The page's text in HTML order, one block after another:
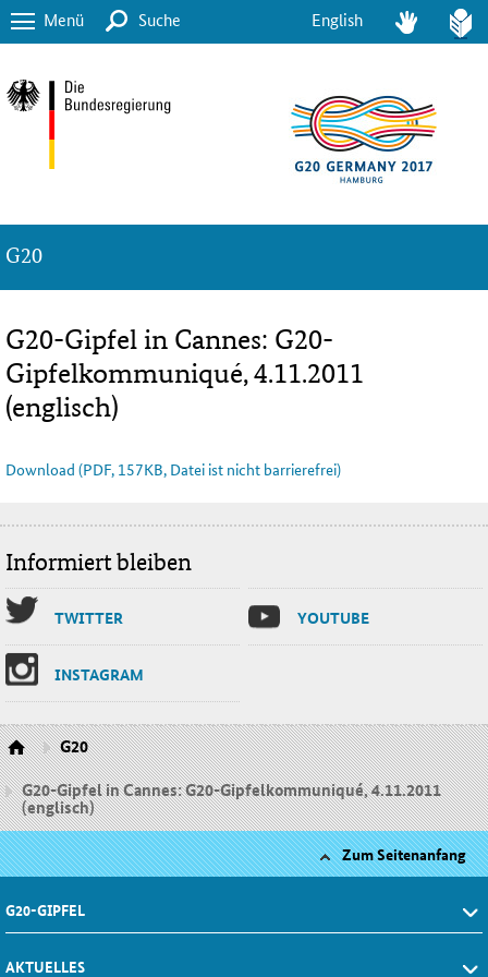
Menü Suche English
G20
G20-Gipfel in Cannes: G20-
Gipfelkommuniqué, 4.11.2011
(englisch)
Download (PDF, 157KB, Datei ist nicht barrierefrei)
Informiert bleiben
TWIT­TER YOU­TU­BE
INS­TA­GRAM
G20
G20-Gipfel in Cannes: G20-Gipfelkommuniqué, 4.11.2011
(englisch)
Zum Seitenanfang
G20-GIPFEL
AKTUELLES